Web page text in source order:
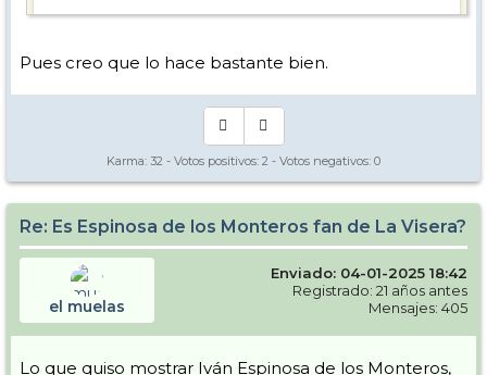
View this post on Instagram
Pues creo que lo hace bastante bien.
Karma: 32 - Votos positivos: 2 - Votos negativos: 0
Re: Es Espinosa de los Monteros fan de La Visera?
el muelas
Enviado: 04-01-2025 18:42
Registrado: 21 años antes
Mensajes: 405
Lo que quiso mostrar Iván Espinosa de los Monteros,